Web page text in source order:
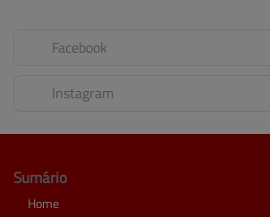
Facebook
Instagram
Sumário
Home